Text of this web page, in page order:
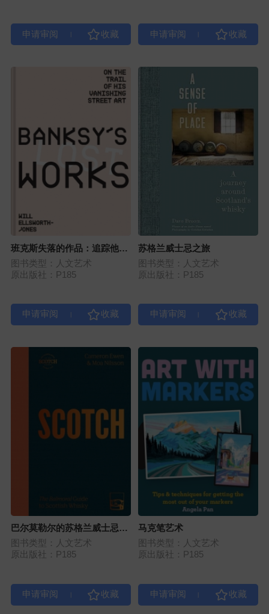
班克斯失落的作品：追踪他消
失的街头艺术
图书类型：人文艺术
原出版社：P185
苏格兰威士忌之旅
图书类型：人文艺术
原出版社：P185
巴尔莫勒尔的苏格兰威士忌指
南
图书类型：人文艺术
原出版社：P185
马克笔艺术
图书类型：人文艺术
原出版社：P185